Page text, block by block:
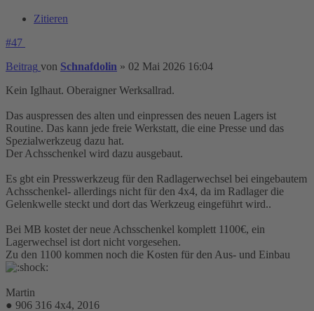
Zitieren
#47
Beitrag von Schnafdolin » 02 Mai 2026 16:04
Kein Iglhaut. Oberaigner Werksallrad.
Das auspressen des alten und einpressen des neuen Lagers ist
Routine. Das kann jede freie Werkstatt, die eine Presse und das
Spezialwerkzeug dazu hat.
Der Achsschenkel wird dazu ausgebaut.
Es gbt ein Presswerkzeug für den Radlagerwechsel bei eingebautem
Achsschenkel- allerdings nicht für den 4x4, da im Radlager die
Gelenkwelle steckt und dort das Werkzeug eingeführt wird..
Bei MB kostet der neue Achsschenkel komplett 1100€, ein
Lagerwechsel ist dort nicht vorgesehen.
Zu den 1100 kommen noch die Kosten für den Aus- und Einbau
Martin
● 906 316 4x4, 2016